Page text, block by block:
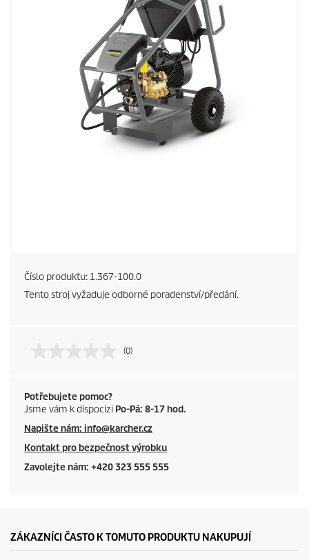
Číslo produktu: 1.367-100.0
Tento stroj vyžaduje odborné poradenství/předání.
(0)
Potřebujete pomoc?
Jsme vám k dispocizi Po-Pá: 8-17 hod.
Napište nám: info@karcher.cz
Kontakt pro bezpečnost výrobku
Zavolejte nám: +420 323 555 555
ZÁKAZNÍCI ČASTO K TOMUTO PRODUKTU NAKUPUJÍ